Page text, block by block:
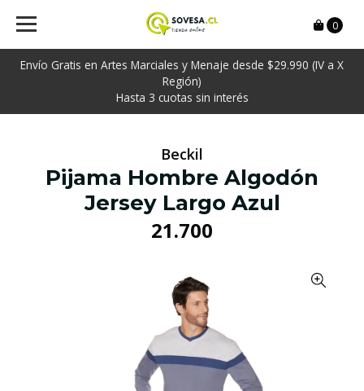
Envío Gratis en Artes Marciales y Menaje desde $29.990 (IV a X
Región)
Hasta 3 cuotas sin interés
0
Beckil
Pijama Hombre Algodón
Jersey Largo Azul
21.700